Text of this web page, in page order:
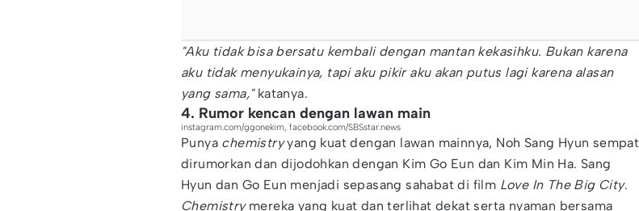
"Aku tidak bisa bersatu kembali dengan mantan kekasihku. Bukan karena
aku tidak menyukainya, tapi aku pikir aku akan putus lagi karena alasan
yang sama," katanya.
4. Rumor kencan dengan lawan main
instagram.com/ggonekim, facebook.com/SBSstar.news
Punya chemistryyang kuat dengan lawan mainnya, Noh Sang Hyun sempat
dirumorkan dan dijodohkan dengan Kim Go Eun dan Kim Min Ha. Sang
Hyun dan Go Eun menjadi sepasang sahabat di film Love In The Big City.
Chemistry mereka yang kuat dan terlihat dekat serta nyaman bersama